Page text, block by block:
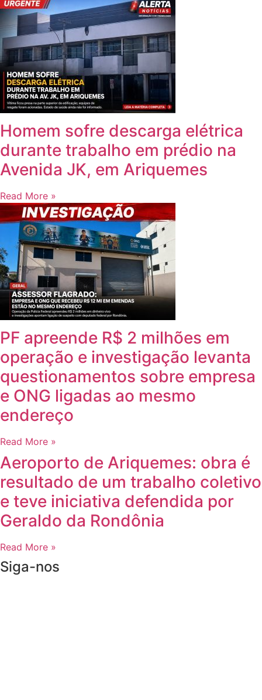
Homem sofre descarga elétrica
durante trabalho em prédio na
Avenida JK, em Ariquemes
Read More »
PF apreende R$ 2 milhões em
operação e investigação levanta
questionamentos sobre empresa
e ONG ligadas ao mesmo
endereço
Read More »
Aeroporto de Ariquemes: obra é
resultado de um trabalho coletivo
e teve iniciativa defendida por
Geraldo da Rondônia
Read More »
Siga-nos